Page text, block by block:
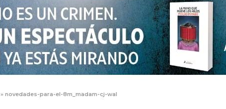
»novedades-para-el-8m_madam-cj-wal